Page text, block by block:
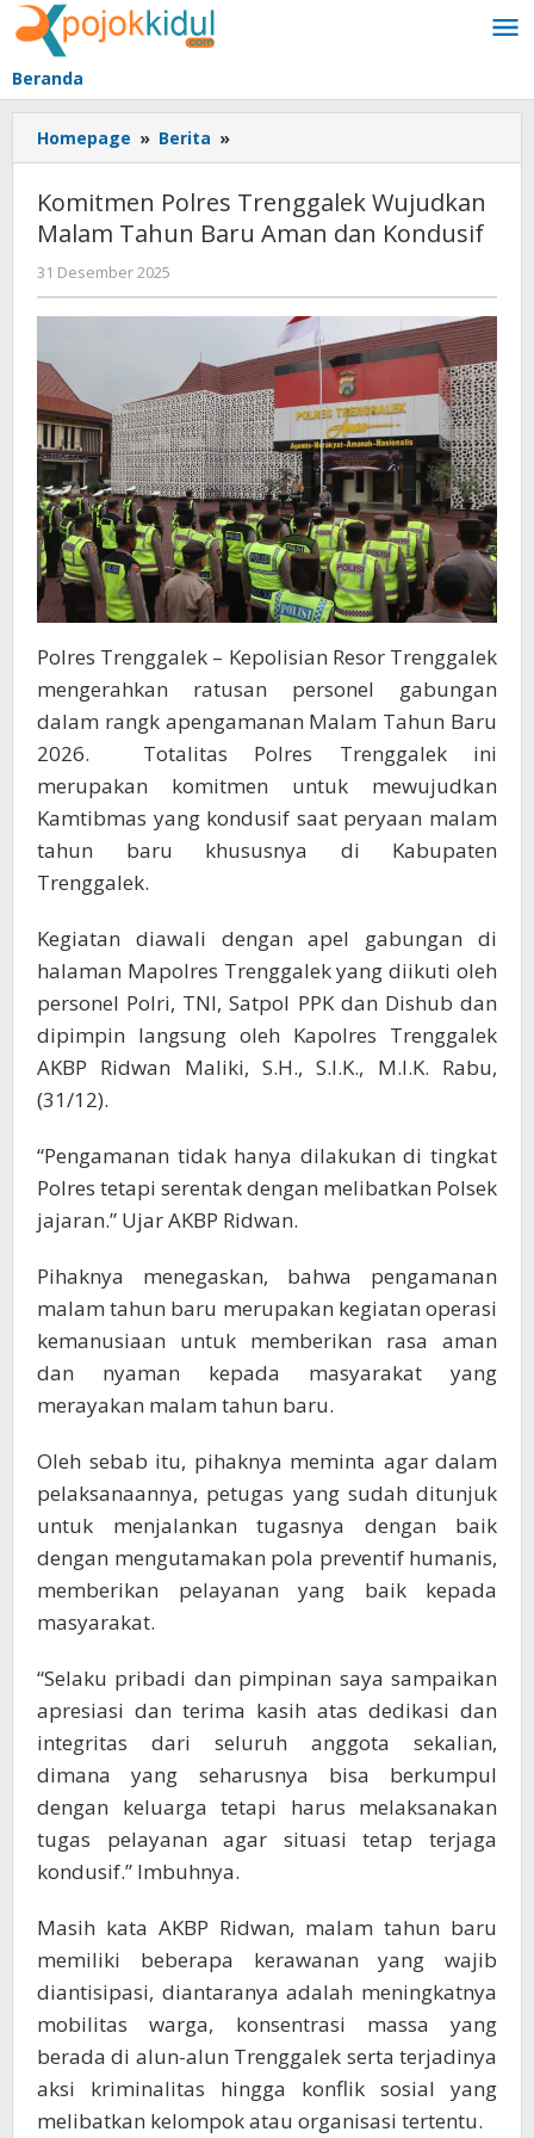
Lewati
ke
konten
Beranda
Homepage » Berita »
Polres
Wujudkan
Malam
Aman
Kondusif
Komitmen Polres Trenggalek Wujudkan
Malam Tahun Baru Aman dan Kondusif
31 Desember 2025
BangAdmin
Polres Trenggalek – Kepolisian Resor Trenggalek
mengerahkan ratusan personel gabungan
dalam rangk apengamanan Malam Tahun Baru
2026. Totalitas Polres Trenggalek ini
merupakan komitmen untuk mewujudkan
Kamtibmas yang kondusif saat peryaan malam
tahun baru khususnya di Kabupaten
Trenggalek.
Kegiatan diawali dengan apel gabungan di
halaman Mapolres Trenggalek yang diikuti oleh
personel Polri, TNI, Satpol PPK dan Dishub dan
dipimpin langsung oleh Kapolres Trenggalek
AKBP Ridwan Maliki, S.H., S.I.K., M.I.K. Rabu,
(31/12).
“Pengamanan tidak hanya dilakukan di tingkat
Polres tetapi serentak dengan melibatkan Polsek
jajaran.” Ujar AKBP Ridwan.
Pihaknya menegaskan, bahwa pengamanan
malam tahun baru merupakan kegiatan operasi
kemanusiaan untuk memberikan rasa aman
dan nyaman kepada masyarakat yang
merayakan malam tahun baru.
Oleh sebab itu, pihaknya meminta agar dalam
pelaksanaannya, petugas yang sudah ditunjuk
untuk menjalankan tugasnya dengan baik
dengan mengutamakan pola preventif humanis,
memberikan pelayanan yang baik kepada
masyarakat.
“Selaku pribadi dan pimpinan saya sampaikan
apresiasi dan terima kasih atas dedikasi dan
integritas dari seluruh anggota sekalian,
dimana yang seharusnya bisa berkumpul
dengan keluarga tetapi harus melaksanakan
tugas pelayanan agar situasi tetap terjaga
kondusif.” Imbuhnya.
Masih kata AKBP Ridwan, malam tahun baru
memiliki beberapa kerawanan yang wajib
diantisipasi, diantaranya adalah meningkatnya
mobilitas warga, konsentrasi massa yang
berada di alun-alun Trenggalek serta terjadinya
aksi kriminalitas hingga konflik sosial yang
melibatkan kelompok atau organisasi tertentu.